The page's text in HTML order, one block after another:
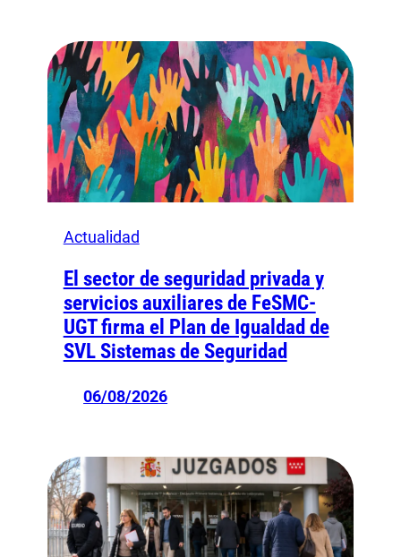
Actualidad
El sector de seguridad privada y
servicios auxiliares de FeSMC-
UGT firma el Plan de Igualdad de
SVL Sistemas de Seguridad
06/08/2026